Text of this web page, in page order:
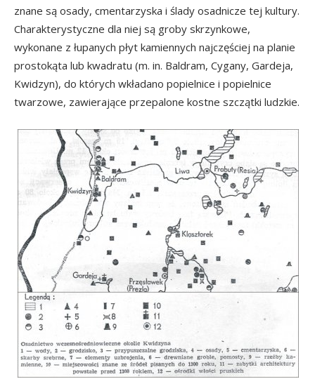
znane są osady, cmentarzyska i ślady osadnicze tej kultury.
Charakterystyczne dla niej są groby skrzynkowe,
wykonane z łupanych płyt kamiennych najczęściej na planie
prostokąta lub kwadratu (m. in. Baldram, Cygany, Gardeja,
Kwidzyn), do których wkładano popielnice i popielnice
twarzowe, zawierające przepalone kostne szczątki ludzkie.